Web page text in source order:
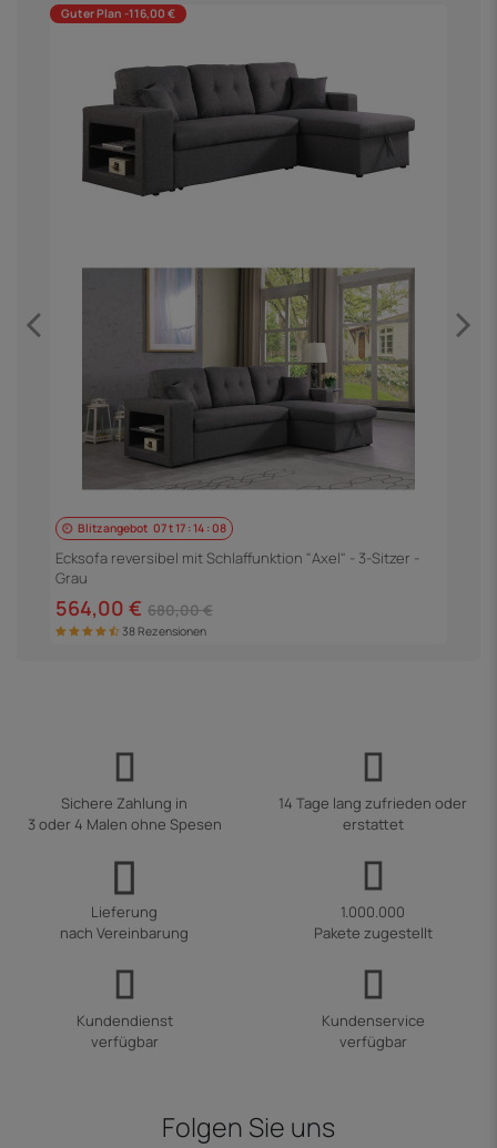
Guter Plan -116,00 €
Blitzangebot 07t17 :14 :06
Ecksofa reversibel mit Schlaffunktion "Axel" - 3-Sitzer -
Grau
564,00 € 680,00 €
38 Rezensionen
Sichere Zahlung in
3 oder 4 Malen ohne Spesen
14 Tage lang zufrieden oder
erstattet
Lieferung
nach Vereinbarung
1.000.000
Pakete zugestellt
Kundendienst
verfügbar
Kundenservice
verfügbar
Folgen Sie uns